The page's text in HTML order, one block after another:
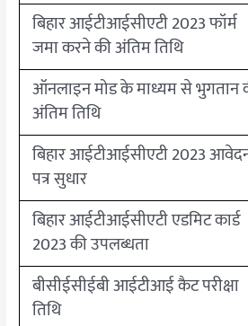
बिहार आईटीआईसीएटी 2023 फॉर्म
जमा करने की अंतिम तिथि
ऑनलाइन मोड के माध्यम से भुगतान
अंतिम तिथि
बिहार आईटीआईसीएटी 2023
पत्र सुधार
बिहार आईटीआईसीएटी एडमिट कार्ड
2023 की उपलब्धता
बीसीईसीईबी आईटीआई कैट परीक्षा
तिथि